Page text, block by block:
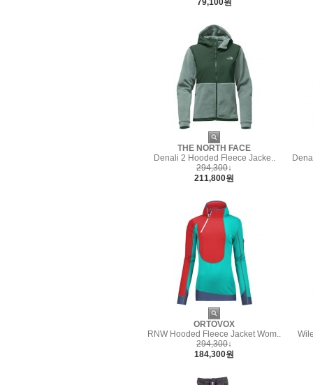
79,100원
THE NORTH FACE
Denali 2 Hooded Fleece Jacke..
294,300↓
211,800원
ORTOVOX
RNW Hooded Fleece Jacket Wom..
294,300↓
184,300원